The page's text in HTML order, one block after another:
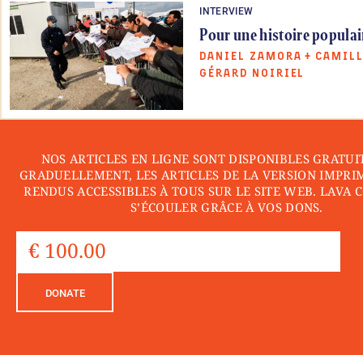
INTERVIEW
Pour une histoire
DANIEL ZAMORA +
GÉRARD NOIRIEL
NOS ARTICLES EN LIGNE SONT DISPONIBLES
GRADUELLEMENT, LES ARTICLES DE LA VERSION
RENDUS ACCESSIBLES À TOUS SUR LE SITE WEB. LAVA
S’ÉCOULER GRÂCE À VOS DONS.
DONATE